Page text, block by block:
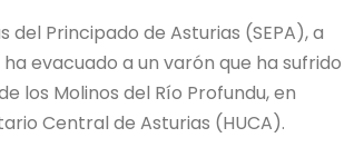
Principado de Asturias (SEPA), a
evacuado a un varón que ha sufrido
los Molinos del Río Profundu, en
Central de Asturias (HUCA).